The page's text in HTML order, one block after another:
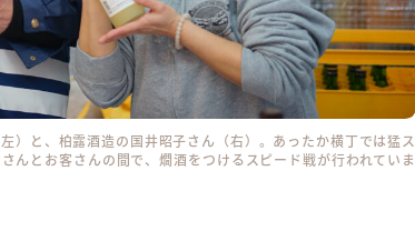
）と、柏露酒造の国井昭子さん（右）。あったか横丁では猛ス
んとお客さんの間で、燗酒をつけるスピード戦が行われていま